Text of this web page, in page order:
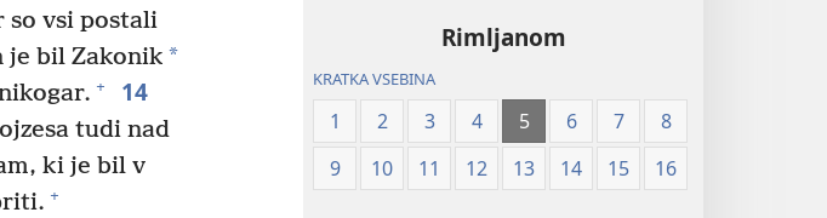
so vsi postali
je bil Zakonik *
+ 14
tudi nad
ki je bil v
+
Rimljanom
KRATKA VSEBINA
1 2 3 4 5 6 7
8
9
10 11 12 13 14 15 16